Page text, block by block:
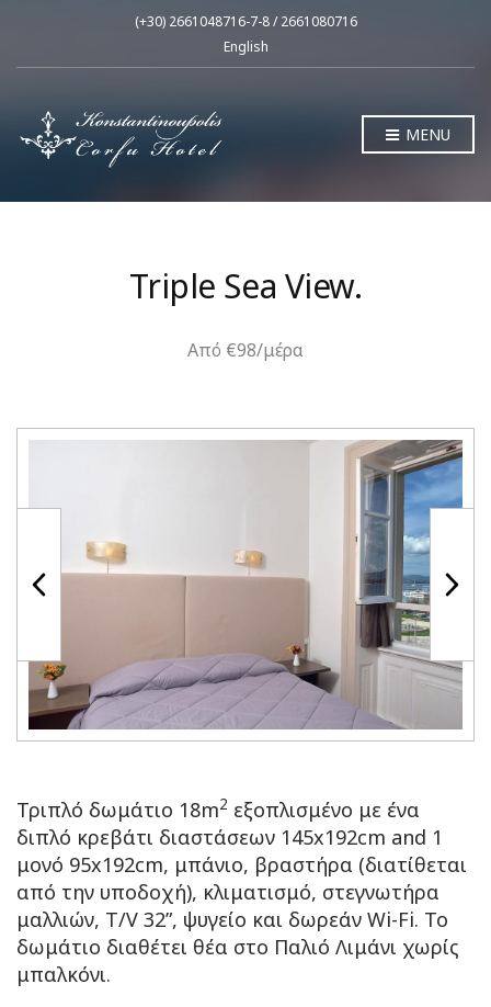
(+30) 2661048716-7-8 / 2661080716
English
MENU
Triple Sea View.
Από €98/μέρα
Τριπλό δωμάτιο 18m2 εξοπλισμένο με ένα
διπλό κρεβάτι διαστάσεων 145x192cm and 1
μονό 95x192cm, μπάνιο, βραστήρα (διατίθεται
από την υποδοχή), κλιματισμό, στεγνωτήρα
μαλλιών, T/V 32”, ψυγείο και δωρεάν Wi-Fi. To
δωμάτιο διαθέτει θέα στο Παλιό Λιμάνι χωρίς
μπαλκόνι.